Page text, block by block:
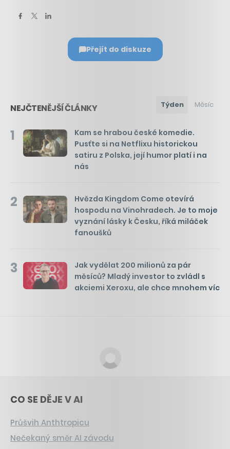
Přejít do diskuze
NEJČTENĚJŠÍ ČLÁNKY Týden Měsíc
1
Kam se hrabou české komedie.
Pusťte si na Netflixu historickou
satiru z Polska, její humor platí i na
nás
2
Hvězda Kingdom Come otevírá
hospodu na Vinohradech. Je to moje
vyznání lásky k Česku, říká miláček
fanoušků
3
Jak vydělat 200 milionů za pár
měsíců? Mladý investor to zvládl s
akciemi Xeroxu, ale chce mnohem víc
CO SE DĚJE V AI
Průšvih Anthtropicu
Nečekaný směr AI závodu